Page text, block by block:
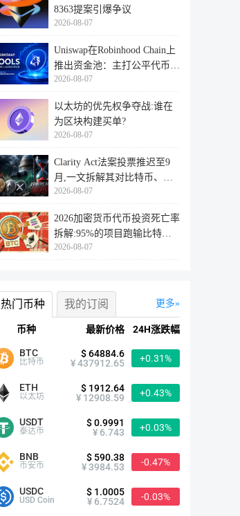
8363提案引爆争议
2026-08-07
Uniswap在Robinhood Chain上
推出资金池：主打公平代币发
行
2026-08-07
以太坊的优先权争夺战:谁在
为区块构建买单?
2026-08-07
Clarity Act法案投票推迟至9
月,一文拆解其对比特币、以
太坊
2026-08-07
2026加密货币代币投资死亡率
拆解:95%的项目跑输比特
币,73%最
2026-08-07
更多
热门币种 我的订阅
币种 最新价格 24H涨跌幅
BTC
比特币
$ 64884.6
¥ 437912.65
+0.31%
ETH
以太坊
$ 1912.64
¥ 12908.59
+0.43%
USDT
泰达币
$ 0.9991
¥ 6.743
+0.03%
BNB
币安币
$ 590.38
¥ 3984.53
-0.47%
USDC
USD Coin
$ 1.0005
¥ 6.7524
-0.03%